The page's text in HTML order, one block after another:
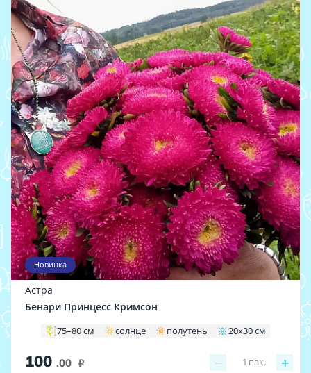
Новинка
Астра
Бенари Принцесс Кримсон
75–80 см солнце полутень 20x30 см
100 .00 i − +
1 пак.